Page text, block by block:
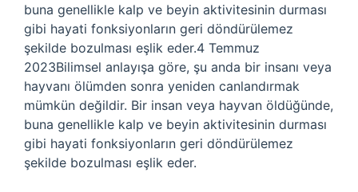
buna genellikle kalp ve beyin aktivitesinin durması
gibi hayati fonksiyonların geri döndürülemez
şekilde bozulması eşlik eder.4 Temmuz
2023Bilimsel anlayışa göre, şu anda bir insanı veya
hayvanı ölümden sonra yeniden canlandırmak
mümkün değildir. Bir insan veya hayvan öldüğünde,
buna genellikle kalp ve beyin aktivitesinin durması
gibi hayati fonksiyonların geri döndürülemez
şekilde bozulması eşlik eder.